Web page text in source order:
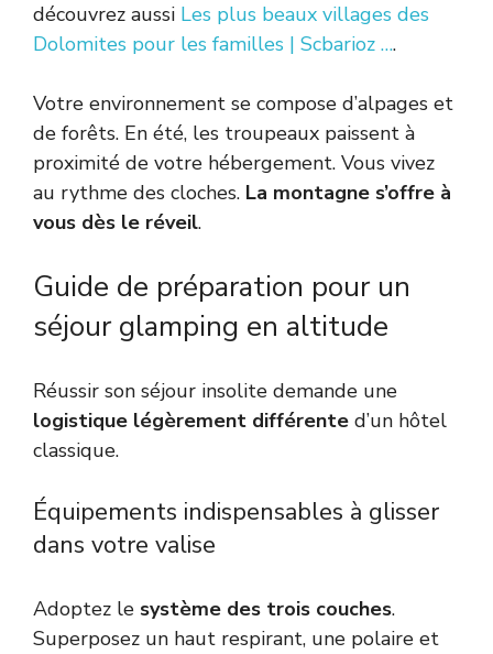
découvrez aussi Les plus beaux villages des
Dolomites pour les familles | Scbarioz ….
Votre environnement se compose d’alpages et
de forêts. En été, les troupeaux paissent à
proximité de votre hébergement. Vous vivez
au rythme des cloches. La montagne s’offre à
vous dès le réveil.
Guide de préparation pour un
séjour glamping en altitude
Réussir son séjour insolite demande une
logistique légèrement différente d’un hôtel
classique.
Équipements indispensables à glisser
dans votre valise
Adoptez le système des trois couches.
Superposez un haut respirant, une polaire et